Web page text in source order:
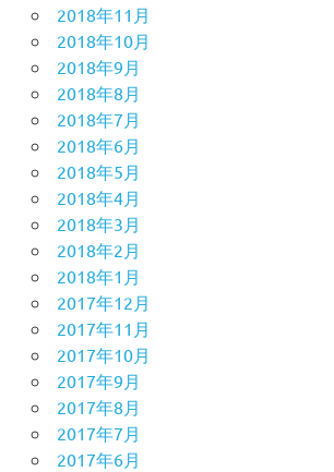
2018年11月
2018年10月
2018年9月
2018年8月
2018年7月
2018年6月
2018年5月
2018年4月
2018年3月
2018年2月
2018年1月
2017年12月
2017年11月
2017年10月
2017年9月
2017年8月
2017年7月
2017年6月